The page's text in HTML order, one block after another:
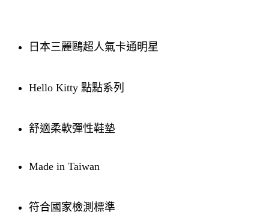
日本三麗鷗超人氣卡通明星
Hello Kitty 點點系列
舒適柔軟彈性鞋墊
Made in Taiwan
符合國家檢測標準